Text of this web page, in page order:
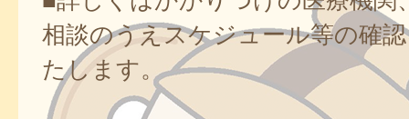
相談のうえスケジュール等の確
たします。